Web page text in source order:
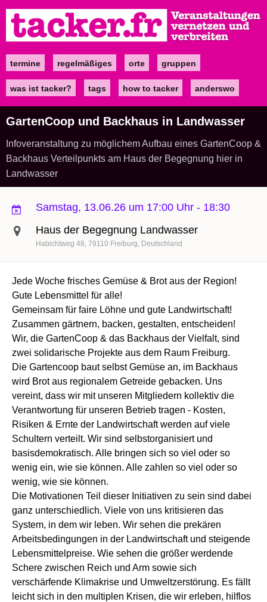
zum
Inhalt
Maintermine regelmäßiges orte gruppen
was ist tacker? tags how to tacker anderswo
GartenCoop und Backhaus in Landwasser
Infoveranstaltung zu möglichem Aufbau eines GartenCoop &
Backhaus Verteilpunkts am Haus der Begegnung hier in
Landwasser
Samstag, 13.06.26 um 17:00 Uhr - 18:30
Haus der Begegnung Landwasser
Habichtweg 48 79110 Freiburg Deutschland
Jede Woche frisches Gemüse & Brot aus der Region!
Gute Lebensmittel für alle!
Gemeinsam für faire Löhne und gute Landwirtschaft!
Zusammen gärtnern, backen, gestalten, entscheiden!
Wir, die GartenCoop & das Backhaus der Vielfalt, sind
zwei solidarische Projekte aus dem Raum Freiburg.
Die Gartencoop baut selbst Gemüse an, im Backhaus
wird Brot aus regionalem Getreide gebacken. Uns
vereint, dass wir mit unseren Mitgliedern kollektiv die
Verantwortung für unseren Betrieb tragen - Kosten,
Risiken & Ernte der Landwirtschaft werden auf viele
Schultern verteilt. Wir sind selbstorganisiert und
basisdemokratisch. Alle bringen sich so viel oder so
wenig ein, wie sie können. Alle zahlen so viel oder so
wenig, wie sie können.
Die Motivationen Teil dieser Initiativen zu sein sind dabei
ganz unterschiedlich. Viele von uns kritisieren das
System, in dem wir leben. Wir sehen die prekären
Arbeitsbedingungen in der Landwirtschaft und steigende
Lebensmittelpreise. Wie sehen die größer werdende
Schere zwischen Reich und Arm sowie sich
verschärfende Klimakrise und Umweltzerstörung. Es fällt
leicht sich in den multiplen Krisen, die wir erleben, hilflos